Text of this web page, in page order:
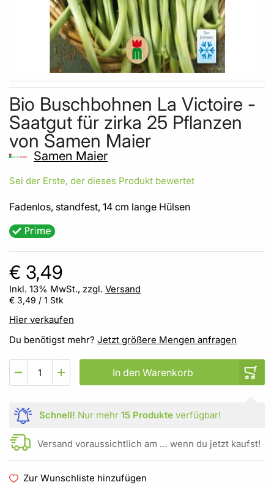
Skip to the beginning of the images gallery
Bio Buschbohnen La Victoire -
Saatgut für zirka 25 Pflanzen
von Samen Maier
Samen Maier
Sei der Erste, der dieses Produkt bewertet
Fadenlos, standfest, 14 cm lange Hülsen
€ 3,49
Inkl. 13% MwSt., zzgl. Versand
€ 3,49 / 1 Stk
Hier verkaufen
Du benötigst mehr? Jetzt größere Mengen anfragen
In den Warenkorb
Schnell! Nur mehr 15 Produkteverfügbar!
Versand voraussichtlich am … wenn du jetzt kaufst!
Zur Wunschliste hinzufügen